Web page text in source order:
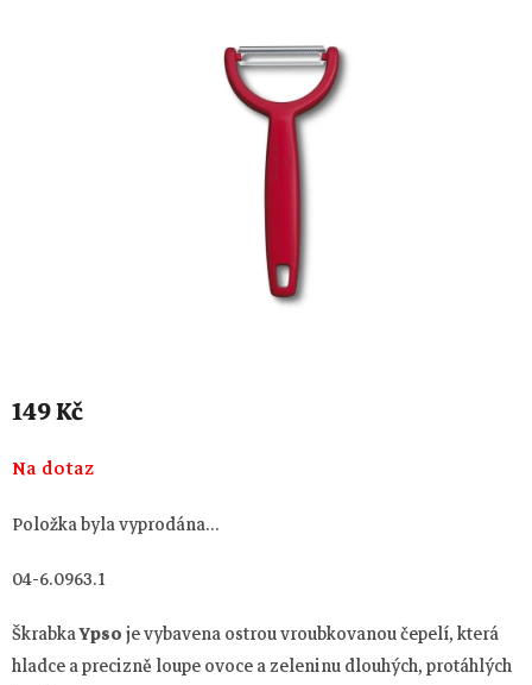
149 Kč
Měrná
cena:
Na dotaz
Položka byla vyprodána…
04-6.0963.1
ŠkrabkaYpsoje vybavena ostrou vroubkovanou čepelí, která
hladce a precizně loupe ovoce a zeleninu dlouhých, protáhlých